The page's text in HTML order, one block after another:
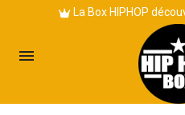
La Box HIPHOP
